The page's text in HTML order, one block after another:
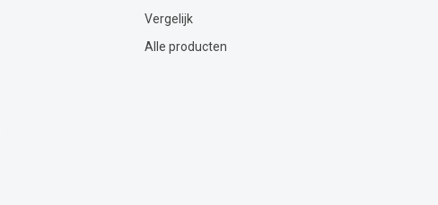
Vergelijk
Alle producten